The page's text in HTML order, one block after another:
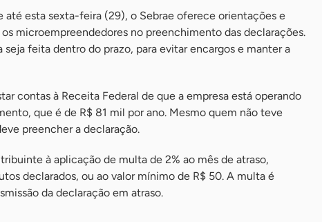
até esta sexta-feira (29), o Sebrae oferece orientações e
microempreendedores no preenchimento das declarações.
feita dentro do prazo, para evitar encargos e manter a
contas à Receita Federal de que a empresa está operando
que é de R$ 81 mil por ano. Mesmo quem não teve
preencher a declaração.
à aplicação de multa de 2% ao mês de atraso,
declarados, ou ao valor mínimo de R$ 50. A multa é
da declaração em atraso.